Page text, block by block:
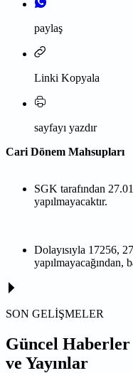
paylaş
Linki Kopyala
sayfayı yazdır
Cari Dönem Mahsupları
SGK tarafından
yapılmayacaktır.
Dolayısıyla 17256,
yapılmayacağından,
SON GELİŞMELER
Güncel Haberler
ve Yayınlar